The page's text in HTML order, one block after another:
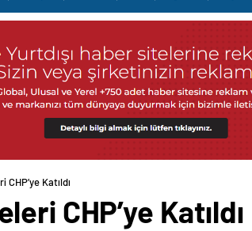
Katıldı
CHP’ye Katıldı